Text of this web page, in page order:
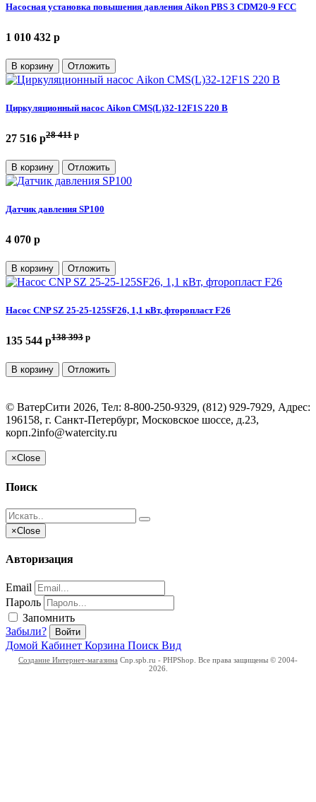
Насосная установка повышения давления Aikon PBS 3 CDM20-9 FCC
1 010 432 p
В корзину Отложить
Циркуляционный насос Aikon CMS(L)32-12F1S 220 В
27 516 p28 411 p
В корзину Отложить
Датчик давления SP100
4 070 p
В корзину Отложить
Насос CNP SZ 25-25-125SF26, 1,1 кВт, фторопласт F26
135 544 p138 393 p
В корзину Отложить
© ВатерСити 2026, Тел: 8-800-250-9329, (812) 929-7929, Адрес:
196158, г. Санкт-Петербург, Московское шоссе, д.23,
корп.2info@watercity.ru
×Close
Поиск
×Close
Авторизация
Email
Пароль
Запомнить
Забыли?
Войти
Домой Кабинет Корзина Поиск Вид
Создание Интернет-магазина Cnp.spb.ru - PHPShop. Все права защищены © 2004-
2026.